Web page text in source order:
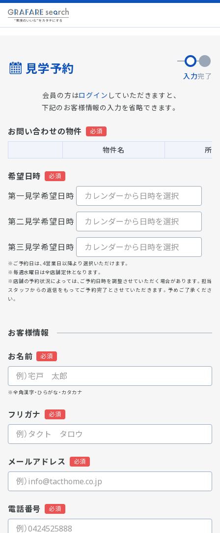
見学予約 入力完了
会員の方はログイン していただきますと、
下記のお客様情報の入力を省略できます。
お問い合わせの物件
物件名 所
希望日時
第一見学希望日時
第二見学希望日時
第三見学希望日時
※ご予約日は、4営業日以降より選択いただけます。
※毎週水曜日は全店舗定休となります。
※店舗の予約状況によっては、ご予約日時を調整させていただく場合があります。担当
スタッフからの返信をもってご予約完了とさせていただきます。予めご了承くださ
い。
お客様情報
お名前
※全角漢字・ひらがな・カタカナ
フリガナ
メールアドレス
電話番号